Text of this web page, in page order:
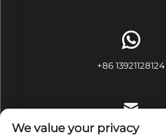
+86 13921128124
[email protected]
We value your privacy